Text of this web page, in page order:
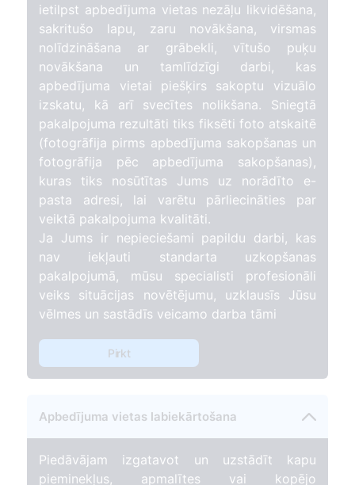
ietilpst apbedījuma vietas nezāļu likvidēšana,
sakritušo lapu, zaru novākšana, virsmas
nolīdzināšana ar grābekli, vītušo puķu
novākšana un tamlīdzīgi darbi, kas
apbedījuma vietai piešķirs sakoptu vizuālo
izskatu, kā arī svecītes nolikšana. Sniegtā
pakalpojuma rezultāti tiks fiksēti foto atskaitē
(fotogrāfija pirms apbedījuma sakopšanas un
fotogrāfija pēc apbedījuma sakopšanas),
kuras tiks nosūtītas Jums uz norādīto e-
pasta adresi, lai varētu pārliecināties par
veiktā pakalpojuma kvalitāti.
Ja Jums ir nepieciešami papildu darbi, kas
nav iekļauti standarta uzkopšanas
pakalpojumā, mūsu specialisti profesionāli
veiks situācijas novētējumu, uzklausīs Jūsu
vēlmes un sastādīs veicamo darba tāmi
Pirkt
Apbedījuma vietas labiekārtošana
Piedāvājam izgatavot un uzstādīt kapu
pieminekļus, apmalītes vai kopējo